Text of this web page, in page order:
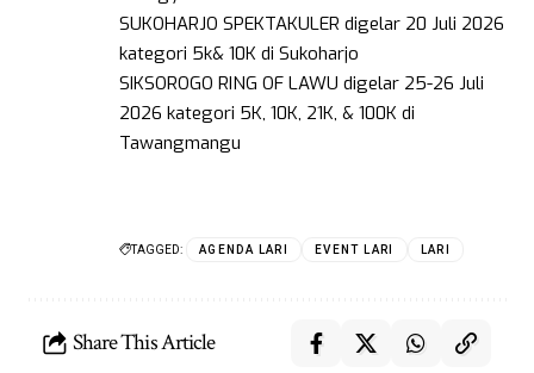
SUKOHARJO SPEKTAKULER digelar 20 Juli 2026
kategori 5k& 10K di Sukoharjo
SIKSOROGO RING OF LAWU digelar 25-26 Juli
2026 kategori 5K, 10K, 21K, & 100K di
Tawangmangu
TAGGED: AGENDA LARI EVENT LARI LARI
Share This Article